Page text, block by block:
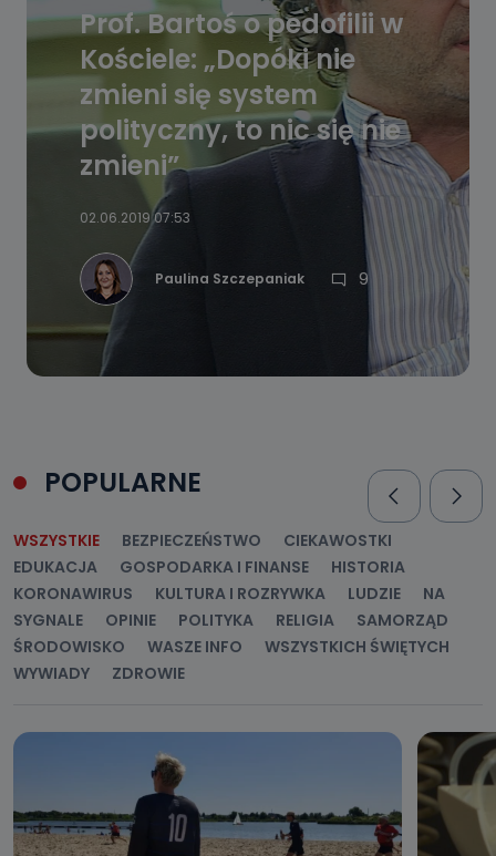
Prof. Bartoś o pedofilii w
Kościele: „Dopóki nie
zmieni się system
polityczny, to nic się nie
zmieni”
02.06.2019 07:53
Paulina Szczepaniak 9
POPULARNE
WSZYSTKIE BEZPIECZEŃSTWO
CIEKAWOSTKI
EDUKACJA
GOSPODARKA I FINANSE
HISTORIA
KORONAWIRUS
KULTURA I ROZRYWKA LUDZIE
NA
SYGNALE
OPINIE POLITYKA RELIGIA
SAMORZĄD
ŚRODOWISKO
WASZE INFO
WSZYSTKICH ŚWIĘTYCH
WYWIADY
ZDROWIE